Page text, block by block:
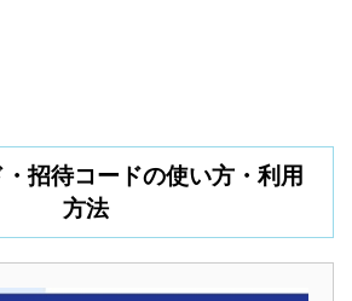
招待コードの使い方・利用
方法